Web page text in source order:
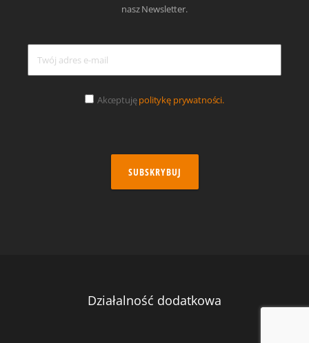
nasz Newsletter.
Akceptujępolitykę prywatności.
SUBSKRYBUJ
Działalność dodatkowa